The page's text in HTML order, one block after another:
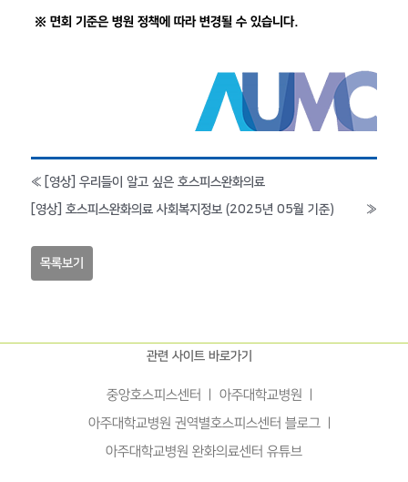
※ 면회 기준은 병원 정책에 따라 변경될 수 있습니다.
« [영상] 우리들이 알고 싶은 호스피스완화의료
[영상] 호스피스완화의료 사회복지정보 (2025년 05월 기준)
»
목록보기
관련 사이트 바로가기
중앙호스피스센터
아주대학교병원
아주대학교병원 권역별호스피스센터 블로그
아주대학교병원 완화의료센터 유튜브